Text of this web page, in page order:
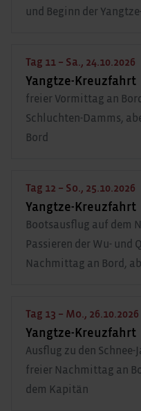
und Beginn der
Tag 11 – Sa., 24.10.2026
Yangtze-Kreuzfahrt
freier Vormittag an
Schluchten-Damms,
Bord
Tag 12 – So., 25.10.2026
Yangtze-Kreuzfahrt
Bootsausflug auf dem
Passieren der Wu- und
Nachmittag an Bord,
Tag 13 – Mo., 26.10.2026
Yangtze-Kreuzfahrt
Ausflug zu den Schnee-
freier Nachmittag an
dem Kapitän